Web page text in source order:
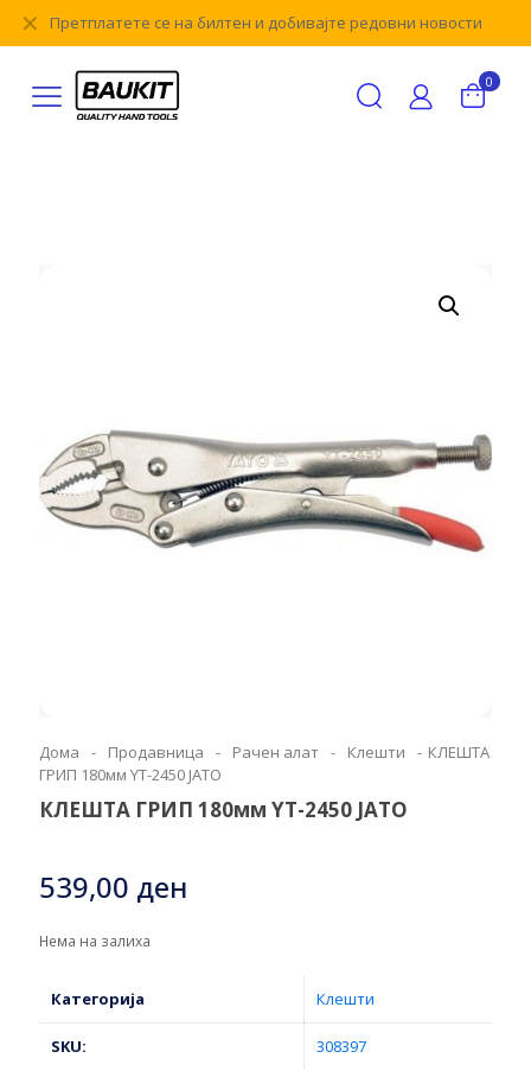
Претплатете се на билтен и добивајте редовни новости
✕
0
Дома - Продавница - Рачен алат - Клешти - КЛЕШТА
ГРИП 180мм YT-2450 ЈАТО
КЛЕШТА ГРИП 180мм YT-2450 ЈАТО
539,00 ден
Нема на залиха
Категорија Клешти
SKU: 308397